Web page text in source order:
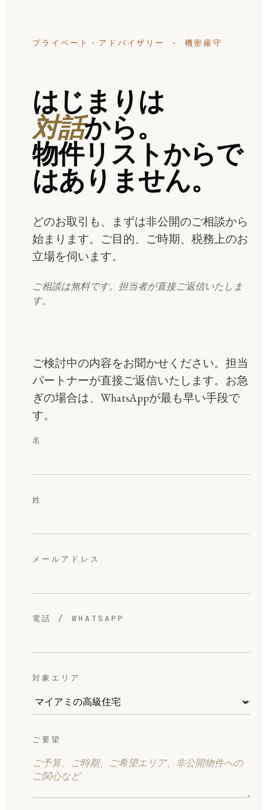
プライベート・アドバイザリー · 機密厳守
はじまりは
対話から。
物件リストからで
はありません。
どのお取引も、まずは非公開のご相談から
始まります。ご目的、ご時期、税務上のお
立場を伺います。
ご相談は無料です。担当者が直接ご返信いたしま
す。
ご検討中の内容をお聞かせください。担当
パートナーが直接ご返信いたします。お急
ぎの場合は、WhatsAppが最も早い手段で
す。
名
姓
メールアドレス
電話 / WHATSAPP
対象エリア
ご要望